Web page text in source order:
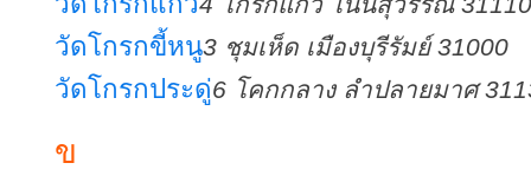
วัดโกรกขี้หนู3 ชุมเห็ด เมืองบุรีรัมย์ 31000
วัดโกรกประดู่6 โคกกลาง ลำปลายมาศ
ข